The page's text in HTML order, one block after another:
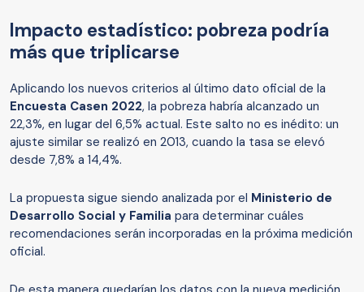
Impacto estadístico: pobreza podría
más que triplicarse
Aplicando los nuevos criterios al último dato oficial de la
Encuesta Casen 2022, la pobreza habría alcanzado un
22,3%, en lugar del 6,5% actual. Este salto no es inédito: un
ajuste similar se realizó en 2013, cuando la tasa se elevó
desde 7,8% a 14,4%.
La propuesta sigue siendo analizada por el Ministerio de
Desarrollo Social y Familia para determinar cuáles
recomendaciones serán incorporadas en la próxima medición
oficial.